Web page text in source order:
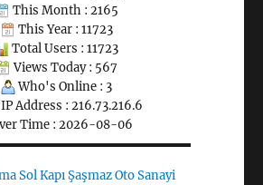
This Month : 2165
This Year : 11723
Total Users : 11723
Views Today : 567
Who's Online : 3
Address : 216.73.216.6
Time : 2026-08-06
Sol Kapı Şaşmaz Oto Sanayi